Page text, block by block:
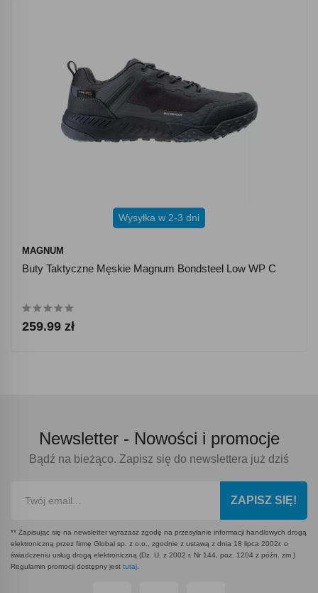
Wysyłka w 2-3 dni
MAGNUM
Buty Taktyczne Męskie Magnum Bondsteel Low WP C
259.99 zł
Newsletter - Nowości i promocje
Bądź na bieżąco. Zapisz się do newslettera już dziś
ZAPISZ SIĘ!
** Zapisując się na newsletter wyrażasz zgodę na przesyłanie informacji handlowych drogą
elektroniczną przez firmę Global sp. z o.o., zgodnie z ustawą z dnia 18 lipca 2002r. o
świadczeniu usług drogą elektroniczną (Dz. U. z 2002 r. Nr 144, poz. 1204 z późn. zm.)
Regulamin promocji dostępny jest tutaj